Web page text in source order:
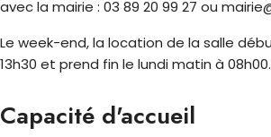
avec la mairie : 03 89 20 99 27 ou
Le week-end, la location de la salle
13h30 et prend fin le lundi matin à 08h00.
Capacité d'accueil